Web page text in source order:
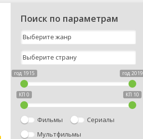
Поиск по параметрам
год 1915 год 2019
КП 0 КП 10
Фильмы
Сериалы
Мультфильмы